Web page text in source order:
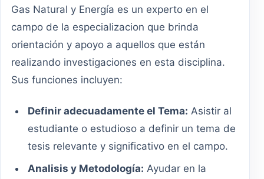
Gas Natural y Energía es un experto en el
campo de la especializacion que brinda
orientación y apoyo a aquellos que están
realizando investigaciones en esta disciplina.
Sus funciones incluyen:
Definir adecuadamente el Tema: Asistir al
estudiante o estudioso a definir un tema de
tesis relevante y significativo en el campo.
Analisis y Metodología: Ayudar en la